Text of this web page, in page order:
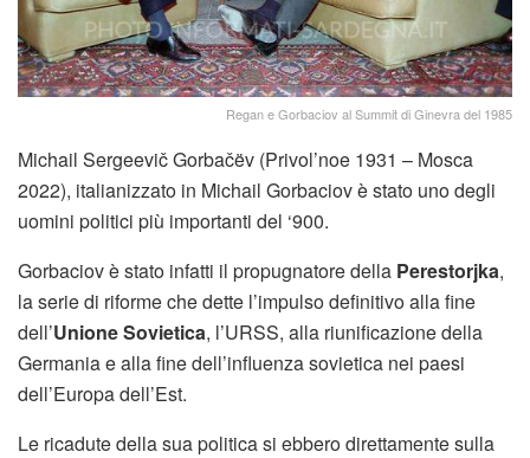
Regan e Gorbaciov al Summit di Ginevra del 1985
Michail Sergeevič Gorbačëv (Privol’noe 1931 – Mosca
2022), italianizzato in Michail Gorbaciov è stato uno degli
uomini politici più importanti del ‘900.
Gorbaciov è stato infatti il propugnatore della Perestorjka,
la serie di riforme che dette l’impulso definitivo alla fine
dell’Unione Sovietica, l’URSS, alla riunificazione della
Germania e alla fine dell’influenza sovietica nei paesi
dell’Europa dell’Est.
Le ricadute della sua politica si ebbero direttamente sulla